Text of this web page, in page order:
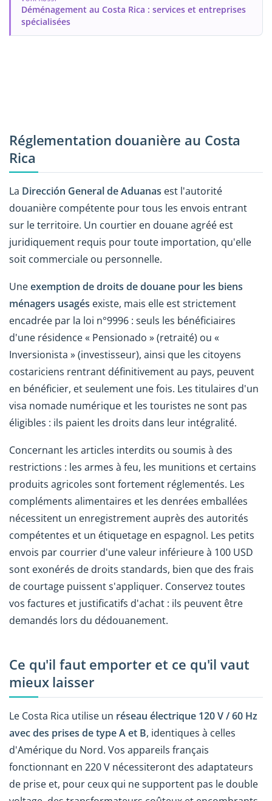
Déménagement au Costa Rica : services et entreprises
spécialisées
Réglementation douanière au Costa
Rica
La Dirección General de Aduanas est l'autorité
douanière compétente pour tous les envois entrant
sur le territoire. Un courtier en douane agréé est
juridiquement requis pour toute importation, qu'elle
soit commerciale ou personnelle.
Uneexemption de droits de douane pour les biens
ménagers usagés existe, mais elle est strictement
encadrée par la loi n°9996 : seuls les bénéficiaires
d'une résidence « Pensionado » (retraité) ou «
Inversionista » (investisseur), ainsi que les citoyens
costariciens rentrant définitivement au pays, peuvent
en bénéficier, et seulement une fois. Les titulaires d'un
visa nomade numérique et les touristes ne sont pas
éligibles : ils paient les droits dans leur intégralité.
Concernant les articles interdits ou soumis à des
restrictions : les armes à feu, les munitions et certains
produits agricoles sont fortement réglementés. Les
compléments alimentaires et les denrées emballées
nécessitent un enregistrement auprès des autorités
compétentes et un étiquetage en espagnol. Les petits
envois par courrier d'une valeur inférieure à 100 USD
sont exonérés de droits standards, bien que des frais
de courtage puissent s'appliquer. Conservez toutes
vos factures et justificatifs d'achat : ils peuvent être
demandés lors du dédouanement.
Ce qu'il faut emporter et ce qu'il vaut
mieux laisser
Le Costa Rica utilise un réseau électrique 120 V / 60 Hz
avec des prises de type A et B, identiques à celles
d'Amérique du Nord. Vos appareils français
fonctionnant en 220 V nécessiteront des adaptateurs
de prise et, pour ceux qui ne supportent pas le double